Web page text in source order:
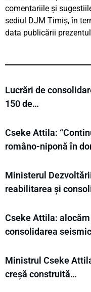
comentariile și
sediul DJM Timiș, în
data publicării
Lucrări de
150 de…
Cseke Attila:
româno-niponă în
Ministerul
reabilitarea și
Cseke Attila:
consolidarea
Ministrul Cseke
creșă construită…